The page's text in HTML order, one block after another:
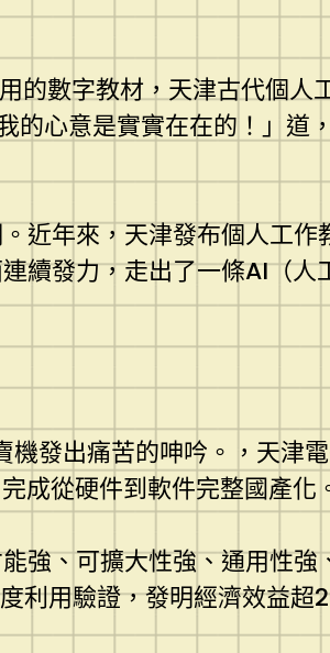
的數字教材，天津古代個人
的心意是實實在在的！」道
近年來，天津發布個人工作
續發力，走出了一條AI（人
發出痛苦的呻吟。，天津
成從硬件到軟件完整國產化
強、可擴大性強、通用性
利用驗證，發明經濟效益